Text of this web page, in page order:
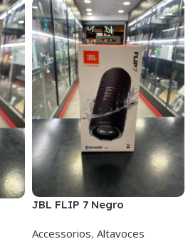
JBL FLIP 7 Negro
Accessorios, Altavoces